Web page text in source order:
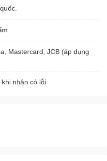
Mastercard, JCB (áp dụng
nhận có lỗi